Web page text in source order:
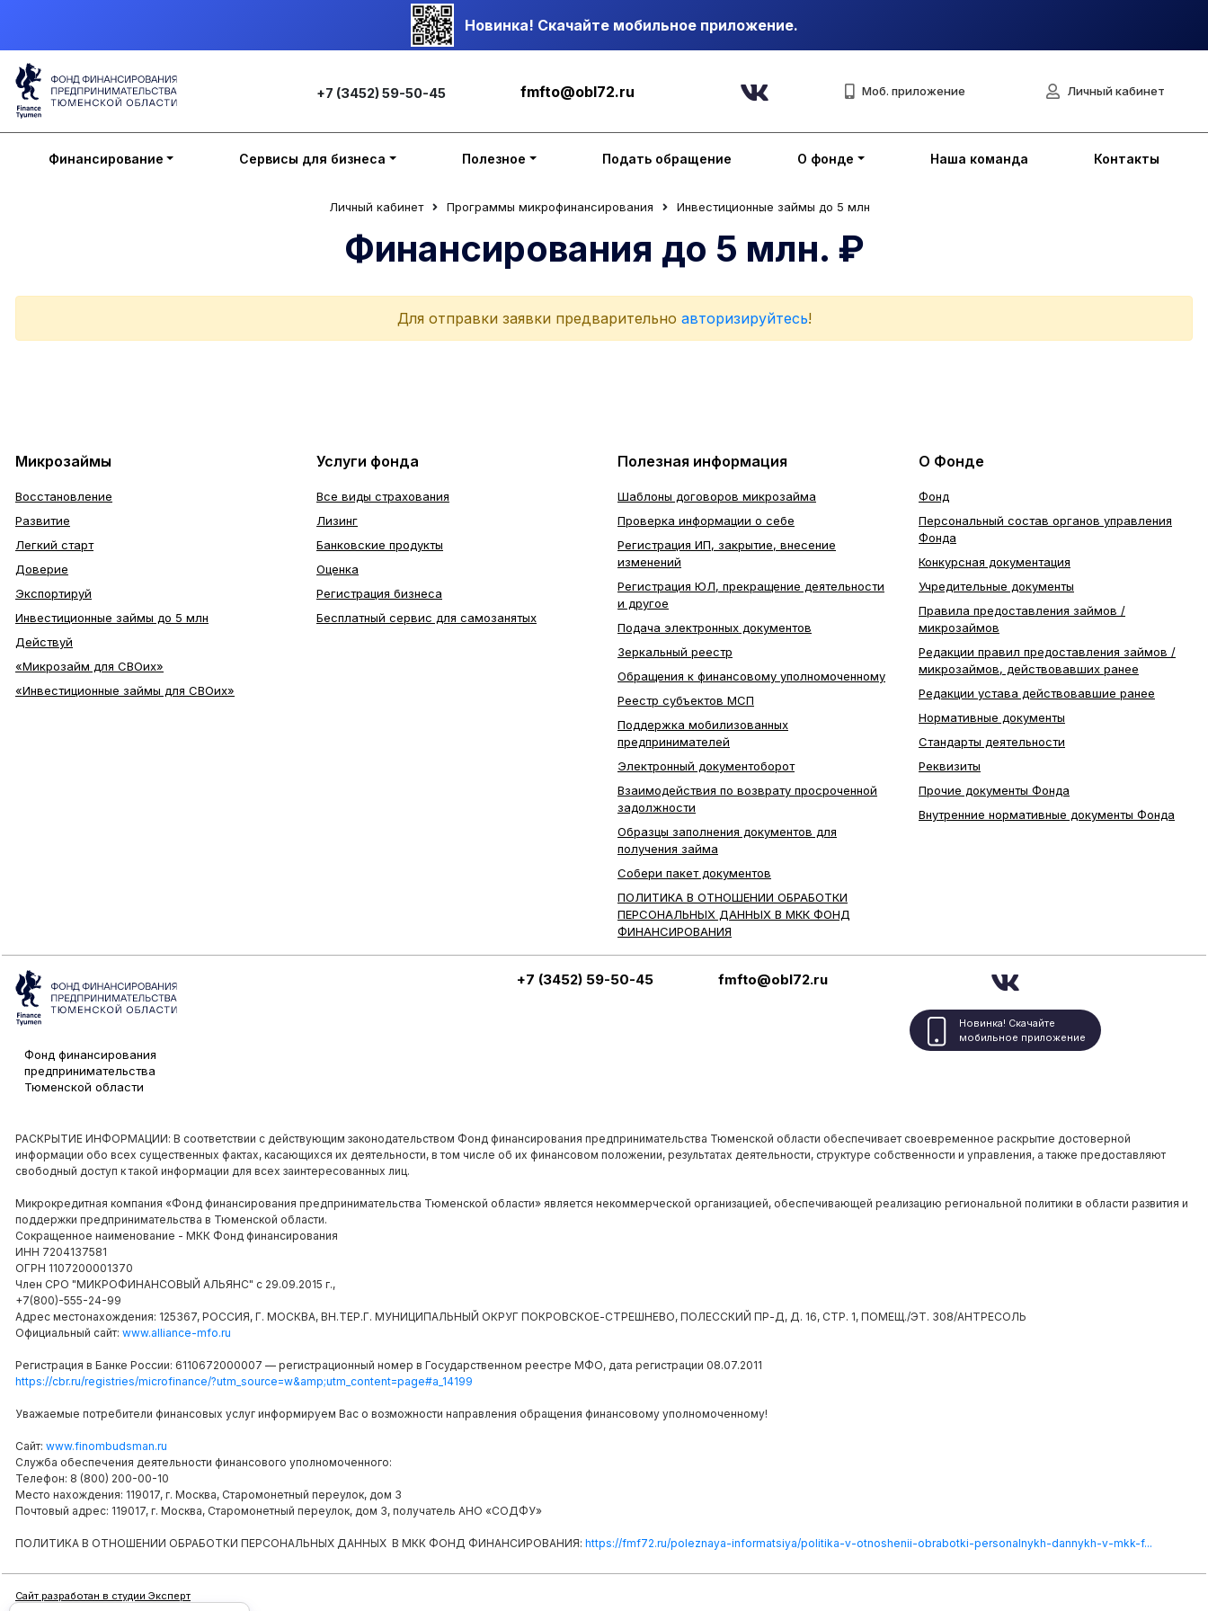
Новинка! Скачайте мобильное приложение.
+7 (3452) 59-50-45 fmfto@obl72.ru Моб. приложение Личный кабинет
Финансирование Сервисы для бизнеса Полезное Подать обращение О фонде Наша команда Контакты
Личный кабинет Программы микрофинансирования Инвестиционные займы до 5 млн
Финансирования до 5 млн. ₽
Для отправки заявки предварительно авторизируйтесь!
Микрозаймы
Восстановление
Развитие
Легкий старт
Доверие
Экспортируй
Инвестиционные займы до 5 млн
Действуй
«Микрозайм для СВОих»
«Инвестиционные займы для СВОих»
Услуги фонда
Все виды страхования
Лизинг
Банковские продукты
Оценка
Регистрация бизнеса
Бесплатный сервис для самозанятых
Полезная информация
Шаблоны договоров микрозайма
Проверка информации о себе
Регистрация ИП, закрытие, внесение
изменений
Регистрация ЮЛ, прекращение деятельности
и другое
Подача электронных документов
Зеркальный реестр
Обращения к финансовому уполномоченному
Реестр субъектов МСП
Поддержка мобилизованных
предпринимателей
Электронный документоборот
Взаимодействия по возврату просроченной
задолжности
Образцы заполнения документов для
получения займа
Собери пакет документов
ПОЛИТИКА В ОТНОШЕНИИ ОБРАБОТКИ
ПЕРСОНАЛЬНЫХ ДАННЫХ В МКК ФОНД
ФИНАНСИРОВАНИЯ
О Фонде
Фонд
Персональный состав органов управления
Фонда
Конкурсная документация
Учредительные документы
Правила предоставления займов /
микрозаймов
Редакции правил предоставления займов /
микрозаймов, действовавших ранее
Редакции устава действовавшие ранее
Нормативные документы
Стандарты деятельности
Реквизиты
Прочие документы Фонда
Внутренние нормативные документы Фонда
Фонд финансирования
предпринимательства
Тюменской области
+7 (3452) 59-50-45 fmfto@obl72.ru
Новинка! Скачайте
мобильное приложение
РАСКРЫТИЕ ИНФОРМАЦИИ: В соответствии с действующим законодательством Фонд финансирования предпринимательства Тюменской области обеспечивает своевременное раскрытие достоверной
информации обо всех существенных фактах, касающихся их деятельности, в том числе об их финансовом положении, результатах деятельности, структуре собственности и управления, а также предоставляют
свободный доступ к такой информации для всех заинтересованных лиц.
Микрокредитная компания «Фонд финансирования предпринимательства Тюменской области» является некоммерческой организацией, обеспечивающей реализацию региональной политики в области развития и
поддержки предпринимательства в Тюменской области.
Сокращенное наименование - МКК Фонд финансирования
ИНН 7204137581
ОГРН 1107200001370
Член СРО "МИКРОФИНАНСОВЫЙ АЛЬЯНС" с 29.09.2015 г.,
+7(800)-555-24-99
Адрес местонахождения: 125367, РОССИЯ, Г. МОСКВА, ВН.ТЕР.Г. МУНИЦИПАЛЬНЫЙ ОКРУГ ПОКРОВСКОЕ-СТРЕШНЕВО, ПОЛЕССКИЙ ПР-Д, Д. 16, СТР. 1, ПОМЕЩ./ЭТ. 308/АНТРЕСОЛЬ
Официальный сайт: www.alliance-mfo.ru
Регистрация в Банке России: 6110672000007 — регистрационный номер в Государственном реестре МФО, дата регистрации 08.07.2011
https://cbr.ru/registries/microfinance/?utm_source=w&amp;utm_content=page#a_14199
Уважаемые потребители финансовых услуг информируем Вас о возможности направления обращения финансовому уполномоченному!
Сайт: www.finombudsman.ru
Служба обеспечения деятельности финансового уполномоченного:
Телефон: 8 (800) 200-00-10
Место нахождения: 119017, г. Москва, Старомонетный переулок, дом 3
Почтовый адрес: 119017, г. Москва, Старомонетный переулок, дом 3, получатель АНО «СОДФУ»
ПОЛИТИКА В ОТНОШЕНИИ ОБРАБОТКИ ПЕРСОНАЛЬНЫХ ДАННЫХ В МКК ФОНД ФИНАНСИРОВАНИЯ: https://fmf72.ru/poleznaya-informatsiya/politika-v-otnoshenii-obrabotki-personalnykh-dannykh-v-mkk-f...
Сайт разработан в студии Эксперт